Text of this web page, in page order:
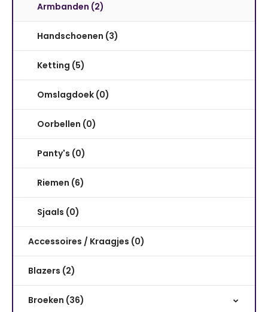
Armbanden (2)
Handschoenen (3)
Ketting (5)
Omslagdoek (0)
Oorbellen (0)
Panty's (0)
Riemen (6)
Sjaals (0)
Accessoires / Kraagjes (0)
Blazers (2)
Broeken (36)